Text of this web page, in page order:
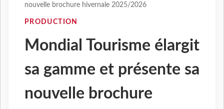
nouvelle brochure hivernale 2025/2026
PRODUCTION
Mondial Tourisme élargit
sa gamme et présente sa
nouvelle brochure